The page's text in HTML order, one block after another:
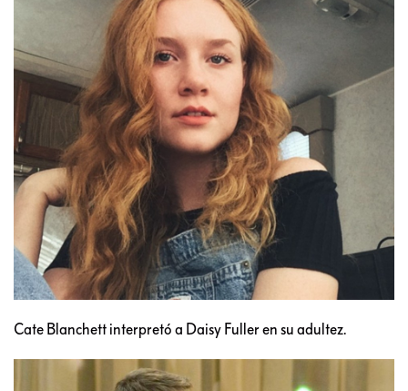
Cate Blanchett interpretó a Daisy Fuller en su adultez.